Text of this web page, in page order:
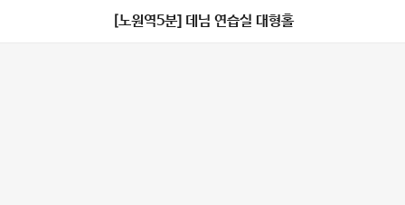
[노원역5분] 데님 연습실 대형홀